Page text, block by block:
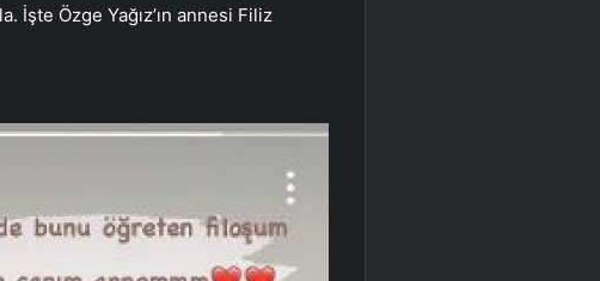
İşte Özge Yağız’ın annesi Filiz